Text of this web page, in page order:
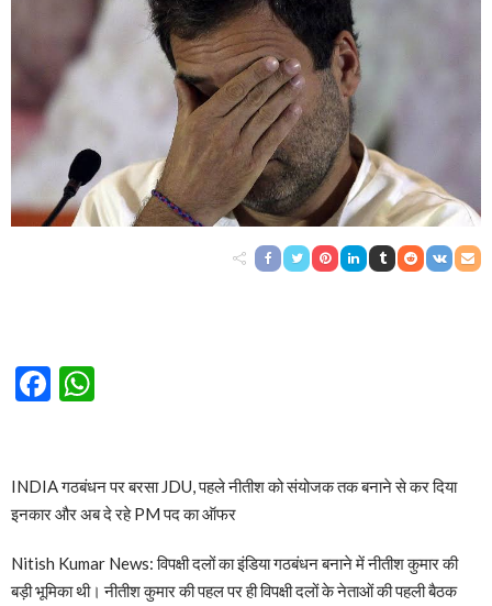
Facebook
INDIA गठबंधन पर बरसा JDU, पहले नीतीश को संयोजक तक बनाने से कर दिया
इनकार और अब दे रहे PM पद का ऑफर
Nitish Kumar News: विपक्षी दलों का इंडिया गठबंधन बनाने में नीतीश कुमार की
बड़ी भूमिका थी। नीतीश कुमार की पहल पर ही विपक्षी दलों के नेताओं की पहली बैठक